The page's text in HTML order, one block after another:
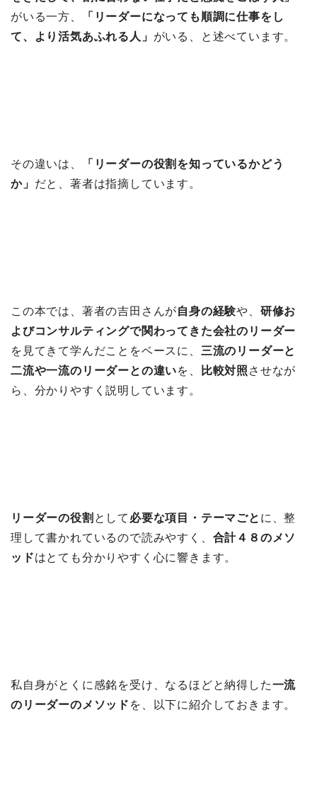
がいる一方、
「リーダーになっても順調に仕事をし
て、より活気あふれる人」 がいる、と述べています。
その違いは、
「リーダーの役割を知っているかどう
か」 だと、著者は指摘しています。
この本では、著者の吉田さんが自身の経験や、 研修お
よびコンサルティングで関わってきた会社のリーダー
を見てきて学んだことをベースに、 三流のリーダーと
二流や一流のリーダーとの違いを、 比較対照 させなが
ら、分かりやすく説明しています。
リーダーの役割 として 必要な項目・テーマごと に、整
理して書かれているので読みやすく、 合計４８のメソ
ッドはとても分かりやすく心に響きます。
私自身がとくに感銘を受け、なるほどと納得した一流
のリーダーのメソッド を、以下に紹介しておきます。